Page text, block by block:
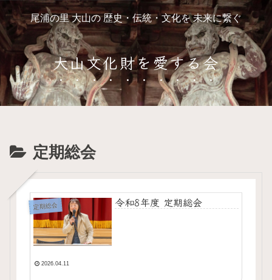
尾浦の里 大山の 歴史・伝統・文化を 未来に繋ぐ
大山文化財を愛する会
定期総会
定期総会 令和8年度 定期総会
2026.04.11